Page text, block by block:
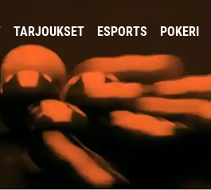
TARJOUKSET ESPORTS POKERI